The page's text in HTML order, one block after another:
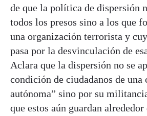
de que la política de dispersión
todos los presos sino a los que
una organización terrorista y
pasa por la desvinculación de
Aclara que la dispersión no se
condición de ciudadanos de una
autónoma” sino por su
que estos aún guardan